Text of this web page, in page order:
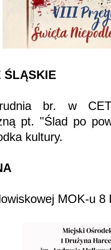
ŚLĄSKIE
br. w
pt. "Ślad po
kultury.
MOK-u 8